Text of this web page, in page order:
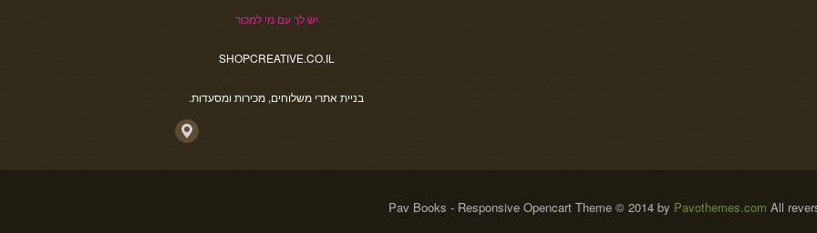
יש לך עם מי למכור
SHOPCREATIVE.CO.IL
בניית אתרי משלוחים, מכירות ומסעדות.
Pav Books - Responsive Opencart Theme © 2014 by Pavothemes.com All